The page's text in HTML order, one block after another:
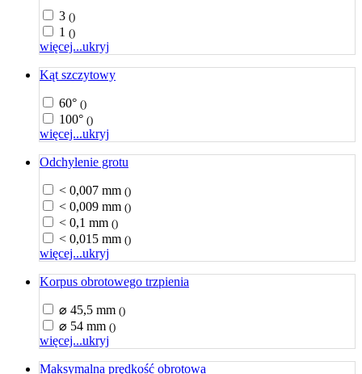
3 ()
1 ()
więcej...ukryj
Kąt szczytowy
60° ()
100° ()
więcej...ukryj
Odchylenie grotu
< 0,007 mm ()
< 0,009 mm ()
< 0,1 mm ()
< 0,015 mm ()
więcej...ukryj
Korpus obrotowego trzpienia
⌀ 45,5 mm ()
⌀ 54 mm ()
więcej...ukryj
Maksymalna prędkość obrotowa